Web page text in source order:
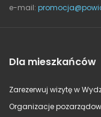
e-mail:
Dla mieszkańców
Zarezerwuj wizytę w
Organizacje